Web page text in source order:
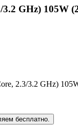
GHz) 105W
2.3/3.2 GHz)
бесплатно.